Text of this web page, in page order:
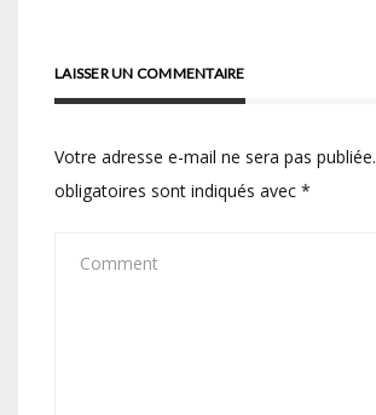
LAISSER UN COMMENTAIRE
Votre adresse e-mail ne sera pas publiée.
obligatoires sont indiqués avec *